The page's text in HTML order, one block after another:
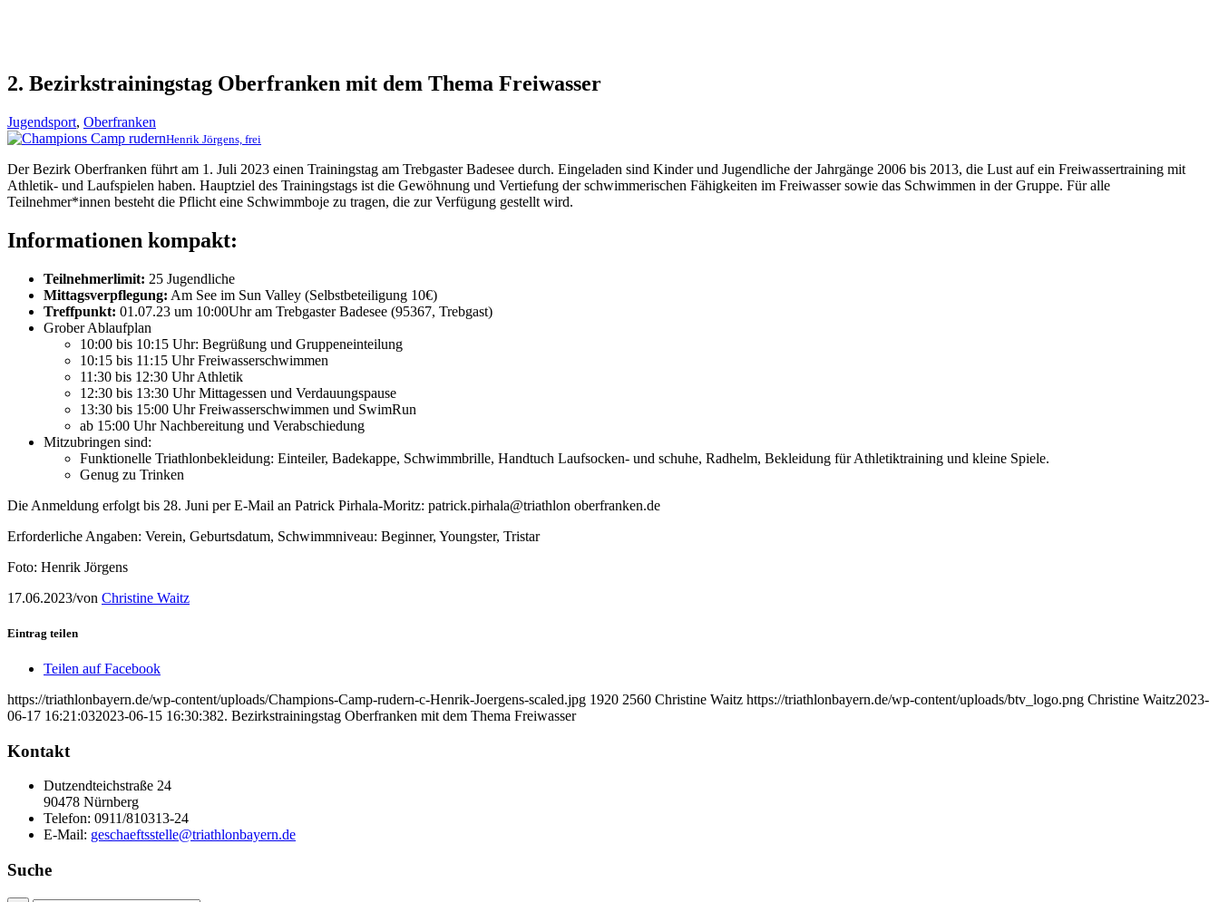
2. Bezirkstrainingstag Oberfranken mit dem Thema Freiwasser
Jugendsport, Oberfranken
Henrik Jörgens, frei
Der Bezirk Oberfranken führt am 1. Juli 2023 einen Trainingstag am Trebgaster Badesee durch. Eingeladen sind Kinder und Jugendliche der Jahrgänge 2006 bis 2013, die Lust auf ein Freiwassertraining mit
Athletik- und Laufspielen haben. Hauptziel des Trainingstags ist die Gewöhnung und Vertiefung der schwimmerischen Fähigkeiten im Freiwasser sowie das Schwimmen in der Gruppe. Für alle
Teilnehmer*innen besteht die Pflicht eine Schwimmboje zu tragen, die zur Verfügung gestellt wird.
Informationen kompakt:
Teilnehmerlimit: 25 Jugendliche
Mittagsverpflegung: Am See im Sun Valley (Selbstbeteiligung 10€)
Treffpunkt: 01.07.23 um 10:00Uhr am Trebgaster Badesee (95367, Trebgast)
Grober Ablaufplan
10:00 bis 10:15 Uhr: Begrüßung und Gruppeneinteilung
10:15 bis 11:15 Uhr Freiwasserschwimmen
11:30 bis 12:30 Uhr Athletik
12:30 bis 13:30 Uhr Mittagessen und Verdauungspause
13:30 bis 15:00 Uhr Freiwasserschwimmen und SwimRun
ab 15:00 Uhr Nachbereitung und Verabschiedung
Mitzubringen sind:
Funktionelle Triathlonbekleidung: Einteiler, Badekappe, Schwimmbrille, Handtuch Laufsocken- und schuhe, Radhelm, Bekleidung für Athletiktraining und kleine Spiele.
Genug zu Trinken
Die Anmeldung erfolgt bis 28. Juni per E-Mail an Patrick Pirhala-Moritz: patrick.pirhala@triathlon oberfranken.de
Erforderliche Angaben: Verein, Geburtsdatum, Schwimmniveau: Beginner, Youngster, Tristar
Foto: Henrik Jörgens
17.06.2023/von Christine Waitz
Eintrag teilen
Teilen auf Facebook
https://triathlonbayern.de/wp-content/uploads/Champions-Camp-rudern-c-Henrik-Joergens-scaled.jpg 1920 2560 Christine Waitz https://triathlonbayern.de/wp-content/uploads/btv_logo.png Christine Waitz2023-
06-17 16:21:032023-06-15 16:30:382. Bezirkstrainingstag Oberfranken mit dem Thema Freiwasser
Kontakt
Dutzendteichstraße 24
90478 Nürnberg
Telefon: 0911/810313-24
E-Mail: geschaeftsstelle@triathlonbayern.de
Suche